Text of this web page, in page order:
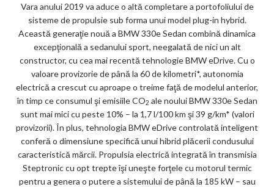
Vara anului 2019 va aduce o altă completare a portofoliului de
sisteme de propulsie sub forma unui model plug-in hybrid.
Această generaţie nouă a BMW 330e Sedan combină dinamica
excepţională a sedanului sport, neegalată de nici un alt
constructor, cu cea mai recentă tehnologie BMW eDrive. Cu o
valoare provizorie de până la 60 de kilometri*, autonomia
electrică a crescut cu aproape o treime faţă de modelul anterior,
în timp ce consumul şi emisiile CO2 ale noului BMW 330e Sedan
sunt mai mici cu peste 10% – la 1,7 l/100 km şi 39 g/km* (valori
provizorii). În plus, tehnologia BMW eDrive controlată inteligent
conferă o dimensiune specifică unui hibrid plăcerii condusului
caracteristică mărcii. Propulsia electrică integrată în transmisia
Steptronic cu opt trepte îşi uneşte forţele cu motorul termic
pentru a genera o putere a sistemului de până la 185 kW – sau